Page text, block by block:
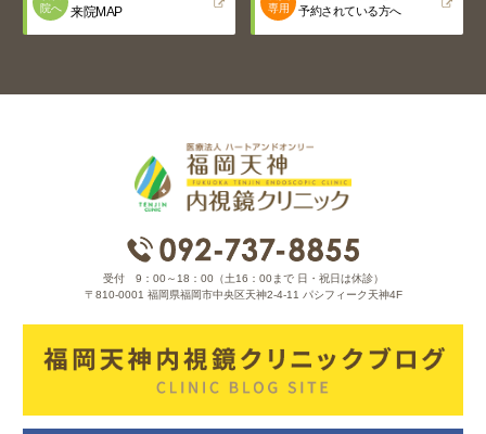
院へ
来院MAP
専用
予約されている方へ
受付 9：00～18：00（土16：00まで 日・祝日は休診）
〒810-0001 福岡県福岡市中央区天神2-4-11 パシフィーク天神4F